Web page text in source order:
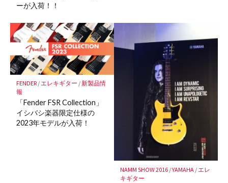
ーが入荷！！
FENDER/エレキギター /新製品情
報
「Fender FSR Collection」
イシバシ楽器限定仕様の
2023年モデルが入荷！
NAMM SHOW 2016/YAMAHA / エレ
キギター